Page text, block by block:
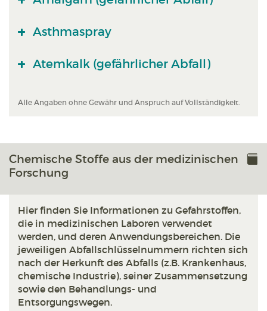
Asthmaspray
Atemkalk (gefährlicher Abfall)
Alle Angaben ohne Gewähr und Anspruch auf Vollständigkeit.
Chemische Stoffe aus der medizinischen
Forschung
Hier finden Sie Informationen zu Gefahrstoffen,
die in medizinischen Laboren verwendet
werden, und deren Anwendungsbereichen. Die
jeweiligen Abfallschlüsselnummern richten sich
nach der Herkunft des Abfalls (z.B. Krankenhaus,
chemische Industrie), seiner Zusammensetzung
sowie den Behandlungs- und
Entsorgungswegen.